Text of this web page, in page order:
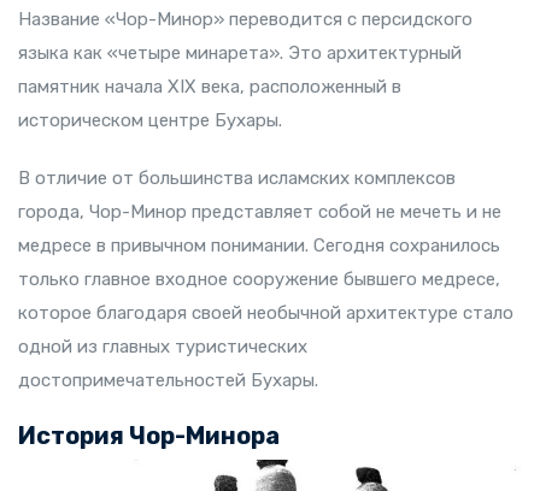
Название «Чор-Минор» переводится с персидского
языка как «четыре минарета». Это архитектурный
памятник начала XIX века, расположенный в
историческом центре Бухары.
В отличие от большинства исламских комплексов
города, Чор-Минор представляет собой не мечеть и не
медресе в привычном понимании. Сегодня сохранилось
только главное входное сооружение бывшего медресе,
которое благодаря своей необычной архитектуре стало
одной из главных туристических
достопримечательностей Бухары.
История Чор-Минора